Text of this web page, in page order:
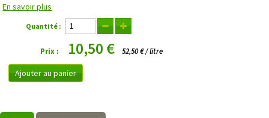
En savoir plus
Quantité :
Prix : 10,50 € 52,50 € / litre
Ajouter au panier